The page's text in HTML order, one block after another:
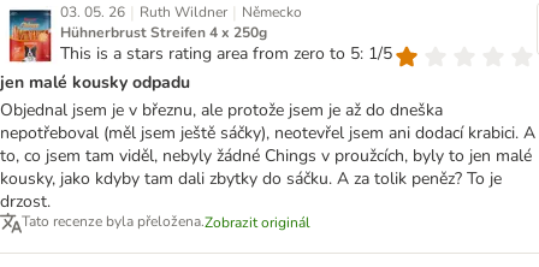
03. 05. 26 | Ruth Wildner | Německo
Hühnerbrust Streifen 4 x 250g
This is a stars rating area from zero to 5: 1/5
jen malé kousky odpadu
Objednal jsem je v březnu, ale protože jsem je až do dneška
nepotřeboval (měl jsem ještě sáčky), neotevřel jsem ani dodací krabici. A
to, co jsem tam viděl, nebyly žádné Chings v proužcích, byly to jen malé
kousky, jako kdyby tam dali zbytky do sáčku. A za tolik peněz? To je
drzost.
Tato recenze byla přeložena.Zobrazit originál